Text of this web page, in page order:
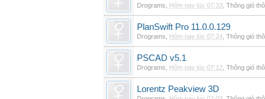
Drograms Hôm nay lúc 07:33 Thông gió
PlanSwift Pro 11.0.0.129
Drograms Hôm nay lúc 07:24 Thông gió
PSCAD v5.1
Drograms Hôm nay lúc 07:12 Thông gió
Lorentz Peakview 3D